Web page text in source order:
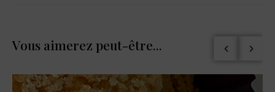
Vous aimerez peut-être...